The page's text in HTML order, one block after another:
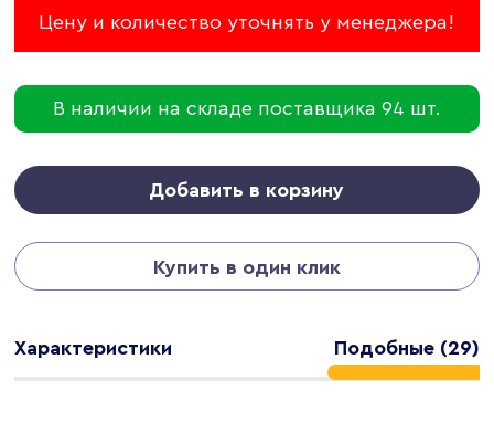
Цену и количество уточнять у менеджера!
В наличии на складе поставщика 94 шт.
Добавить в корзину
Купить в один клик
Характеристики Подобные (29)